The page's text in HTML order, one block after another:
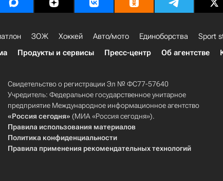
ЗОЖ Хоккей Авто/мото Единоборства Sport
Продукты и сервисы Пресс-центр Об агентстве
Свидетельство о регистрации Эл № ФС77-57640
Учредитель: Федеральное государственное унитарное
предприятие Международное информационное агентство
«Россия сегодня» (МИА «Россия сегодня»).
Правила использования материалов
Политика конфиденциальности
Правила применения рекомендательных технологий